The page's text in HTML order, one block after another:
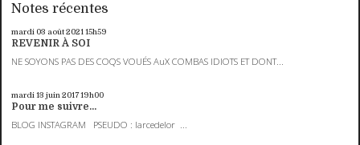
Notes récentes
mardi 03 août 2021 15h59
REVENIR À SOI
NE SOYONS PAS DES COQS VOUÉS AuX COMBAS IDIOTS ET DONT...
mardi 13 juin 201719h00
Pour me suivre...
BLOG INSTAGRAM PSEUDO : larcedelor ...